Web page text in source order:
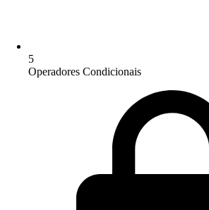
5
Operadores Condicionais